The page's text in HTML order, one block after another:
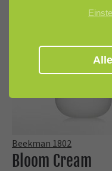
Beekman 1802
Bloom Cream